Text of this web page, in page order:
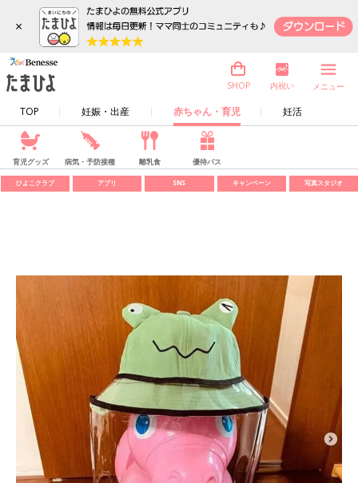
×
TOP 妊娠・出産 赤ちゃん・育児 妊活
SHOP 内祝い メニュー
育児グッズ 病気・予防接種 離乳食 優待パス
ひよこクラブ アプリ SNS キャンペーン 写真スタジオ